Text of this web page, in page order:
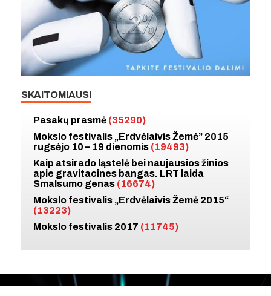
SKAITOMIAUSI
Pasakų prasmė (35290)
Mokslo festivalis „Erdvėlaivis Žemė” 2015
rugsėjo 10 – 19 dienomis (19493)
Kaip atsirado ląstelė bei naujausios žinios
apie gravitacines bangas. LRT laida
Smalsumo genas (16674)
Mokslo festivalis „Erdvėlaivis Žemė 2015“
(13223)
Mokslo festivalis 2017 (11745)